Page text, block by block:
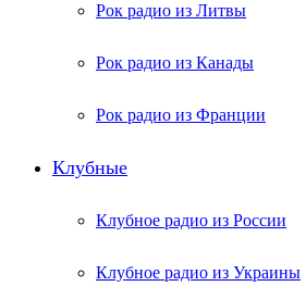
Рок радио из Литвы
Рок радио из Канады
Рок радио из Франции
Клубные
Клубное радио из России
Клубное радио из Украины